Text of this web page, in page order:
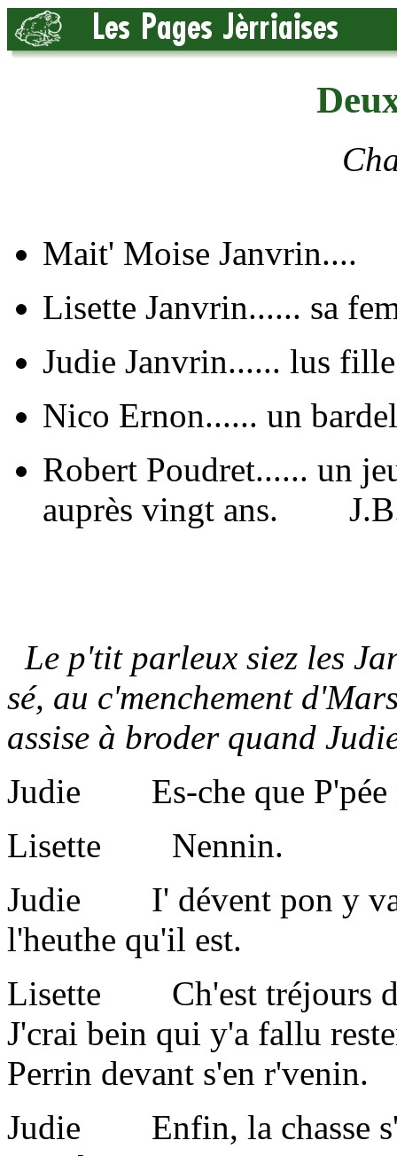
Mait' Moise
Lisette Janvrin...... sa
Judie Janvrin...... lus
Nico Ernon...... un
Robert Poudret...... un
auprès vingt ans. J.B.
Le p'tit parleux siez les
sé, au c'menchement
assise à broder quand
Judie Es-che que P'pée
Lisette Nennin.
Judie I' dévent pon y
l'heuthe qu'il est.
Lisette Ch'est tréjours
J'crai bein qui y'a fallu
Perrin devant s'en r'venin.
Judie Enfin, la chasse